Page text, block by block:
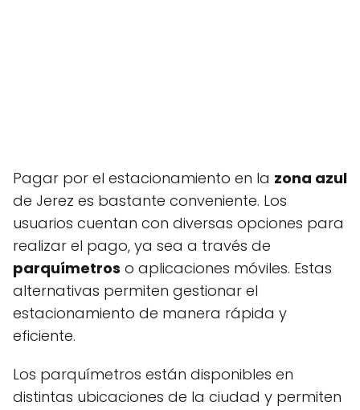
Pagar por el estacionamiento en la zona azul
de Jerez es bastante conveniente. Los
usuarios cuentan con diversas opciones para
realizar el pago, ya sea a través de
parquímetros o aplicaciones móviles. Estas
alternativas permiten gestionar el
estacionamiento de manera rápida y
eficiente.
Los parquímetros están disponibles en
distintas ubicaciones de la ciudad y permiten